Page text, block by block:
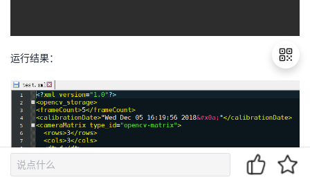
运行结果：